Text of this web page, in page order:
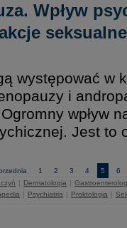
Wpływ
występować w
i
wpływ
Jest to
1 2 3 4 5
6
| Dermatologia |
| Psychiatria | Proktologia |